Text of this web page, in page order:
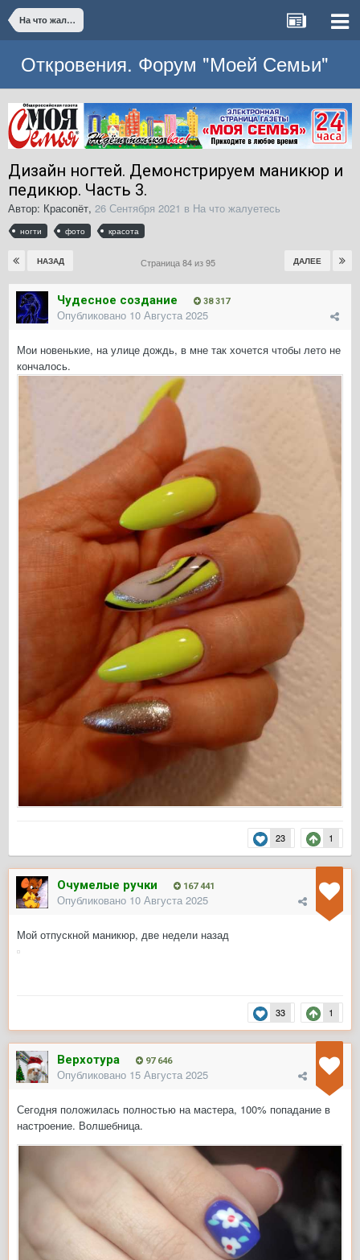
На что жалуетесь
Откровения. Форум "Моей Семьи"
Дизайн ногтей. Демонстрируем маникюр и
педикюр. Часть 3.
Автор: Красопёт, 26 Сентября 2021 в На что жалуетесь
ногти фото красота
НАЗАД ДАЛЕЕ
Страница 84 из 95
Чудесное создание 38 317
Опубликовано 10 Августа 2025
Мои новенькие, на улице дождь, в мне так хочется чтобы лето не
кончалось.
23 1
Очумелые ручки 167 441
Опубликовано 10 Августа 2025
Мой отпускной маникюр, две недели назад
33 1
Верхотура 97 646
Опубликовано 15 Августа 2025
Сегодня положилась полностью на мастера, 100% попадание в
настроение. Волшебница.